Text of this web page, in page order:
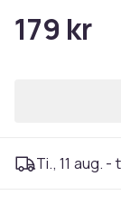
179 kr
Ti., 11 aug. -